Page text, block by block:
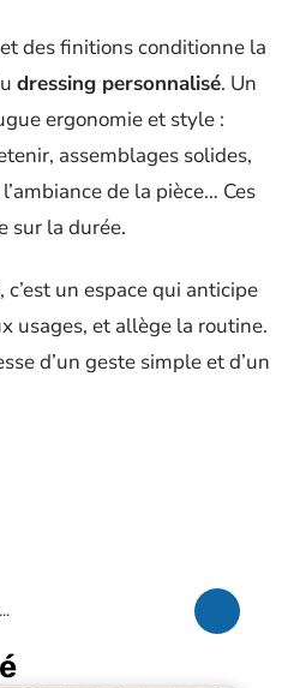
des finitions conditionne la
dressing personnalisé. Un
ergonomie et style :
assemblages solides,
de la pièce… Ces
sur la durée.
un espace qui anticipe
usages, et allège la routine.
d’un geste simple et d’un